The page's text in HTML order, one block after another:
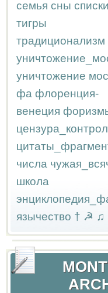
семья сны списки
тигры
традиционализм
уничтожение
фа флоренция-
венеция
числа
школа
язычество † ☭ ♫